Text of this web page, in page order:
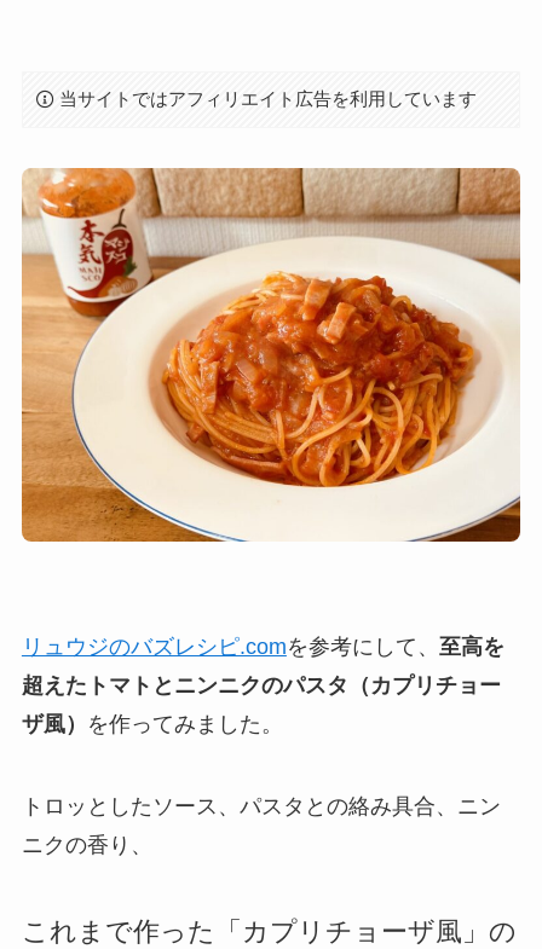
当サイトではアフィリエイト広告を利用しています
リュウジのバズレシピ.comを参考にして、 至高を
超えたトマトとニンニクのパスタ（カプリチョー
ザ風）
を作ってみました。
トロッとしたソース、パスタとの絡み具合、ニン
ニクの香り、
これまで作った「カプリチョーザ風」の